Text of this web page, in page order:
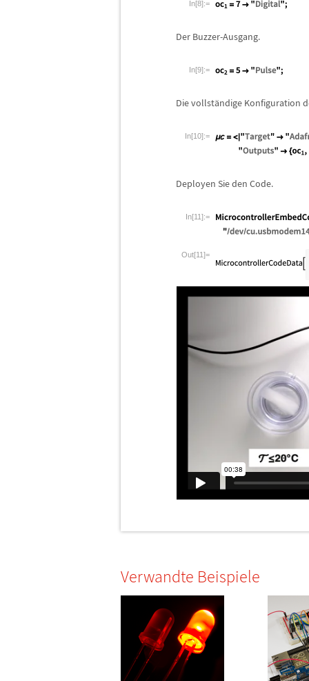
In[8]:=
Der Buzzer-Ausgang.
In[9]:=
Die vollständige Konfiguration
In[10]:=
Deployen Sie den Code.
In[11]:=
Out[11]=
Verwandte Beispiele